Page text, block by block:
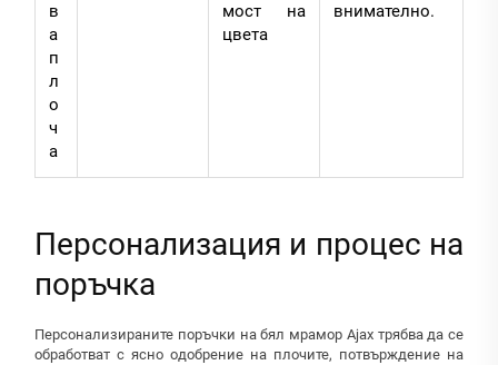
в
а
п
л
о
ч
а
мост на
цвета
внимателно.
Персонализация и процес на
поръчка
Персонализираните поръчки на бял мрамор Ajax трябва да се
обработват с ясно одобрение на плочите, потвърждение на